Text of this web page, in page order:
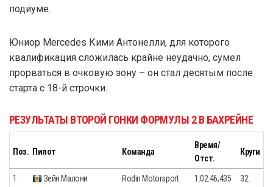
подиуме.
Юниор Mercedes Кими Антонелли, для которого
квалификация сложилась крайне неудачно, сумел
прорваться в очковую зону – он стал десятым после
старта с 18-й строчки.
РЕЗУЛЬТАТЫ ВТОРОЙ ГОНКИ ФОРМУЛЫ 2 В БАХРЕЙНЕ
Поз. Пилот Команда
Время/
Отст.
Круги
1. Зейн Малони Rodin Motorsport 1:02.46,435 32